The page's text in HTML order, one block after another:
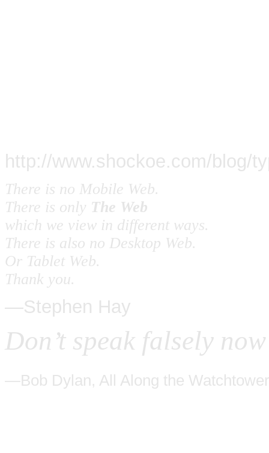
http://www.shockoe.com/blog/
There is no Mobile Web.
There is only The Web
which we view in different ways.
There is also no Desktop Web.
Or Tablet Web.
Thank you.
—Stephen Hay
Don’t speak falsely now
—Bob Dylan, All Along the Watchtower